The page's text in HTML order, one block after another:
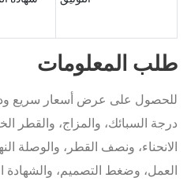
طلب المعلومات
للحصول على عرض أسعار سريع
درجة السبائك، والمزاج، والقطر
الانحناء، ونصف القطر، والوصلة
العمل، وضغط التصميم، والشهادة